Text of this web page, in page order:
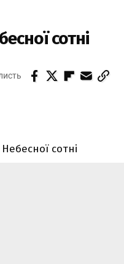
сотні